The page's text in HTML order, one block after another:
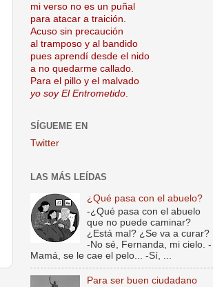
mi verso no es un puñal
para atacar a traición.
Acuso sin precaución
al tramposo y al bandido
pues aprendí desde el nido
a no quedarme callado.
Para el pillo y el malvado
yo soy El Entrometido
SÍGUEME EN
Twitter
LAS MÁS LEÍDAS
¿Qué pasa con el abuelo?
-¿Qué pasa con el abuelo
que no puede caminar?
¿Está mal? ¿Se va a curar?
-No sé, Fernanda, mi cielo. -
Mamá, se le cae el pelo... -Sí, ...
Para ser buen ciudadano